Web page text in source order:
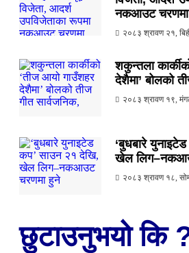
नकआउट चरणमा
२०८३ श्रावण २१,
शकुन्तला
देशैमा’ बोलको
२०८३ श्रावण १९,
‘बुधबारे
खेल
२०८३ श्रावण १८,
छुटाउनुभयो कि